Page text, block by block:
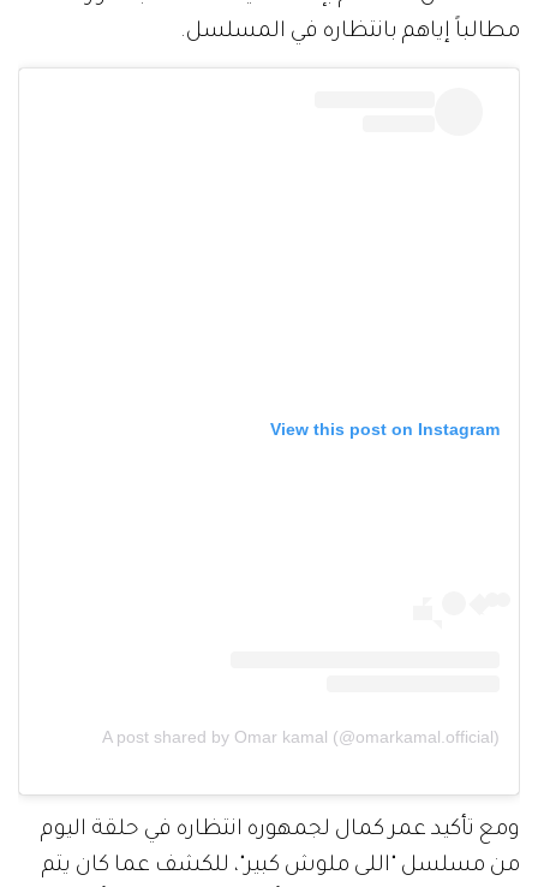
مطالباً إياهم بانتظاره في المسلسل.
View this post on Instagram
A post shared by Omar kamal (@omarkamal.official)
ومع تأكيد عمر كمال لجمهوره انتظاره في حلقة اليوم
من مسلسل "اللى ملوش كبير"، للكشف عما كان يتم